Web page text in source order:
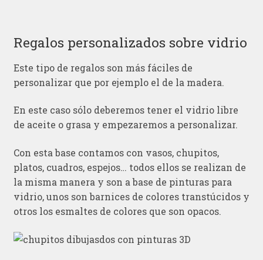
Regalos personalizados sobre vidrio
Este tipo de regalos son más fáciles de
personalizar que por ejemplo el de la madera.
En este caso sólo deberemos tener el vidrio libre
de aceite o grasa y empezaremos a personalizar.
Con esta base contamos con vasos, chupitos,
platos, cuadros, espejos… todos ellos se realizan de
la misma manera y son a base de pinturas para
vidrio, unos son barnices de colores transtúcidos y
otros los esmaltes de colores que son opacos.